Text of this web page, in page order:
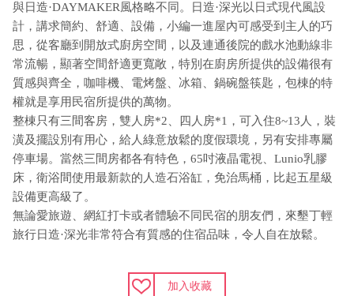
與日造·DAYMAKER風格略不同。日造·深光以日式現代風設
計，講求簡約、舒適、設備，小編一進屋內可感受到主人的巧
思，從客廳到開放式廚房空間，以及連通後院的戲水池動線非
常流暢，顯著空間舒適更寬敞，特別在廚房所提供的設備很有
質感與齊全，咖啡機、電烤盤、冰箱、鍋碗盤筷匙，包棟的特
權就是享用民宿所提供的萬物。
整棟只有三間客房，雙人房*2、四人房*1，可入住8~13人，裝
潢及擺設別有用心，給人綠意放鬆的度假環境，另有安排專屬
停車場。當然三間房都各有特色，65吋液晶電視、Lunio乳膠
床，衛浴間使用最新款的人造石浴缸，免治馬桶，比起五星級
設備更高級了。
無論愛旅遊、網紅打卡或者體驗不同民宿的朋友們，來墾丁輕
旅行日造·深光非常符合有質感的住宿品味，令人自在放鬆。
加入收藏